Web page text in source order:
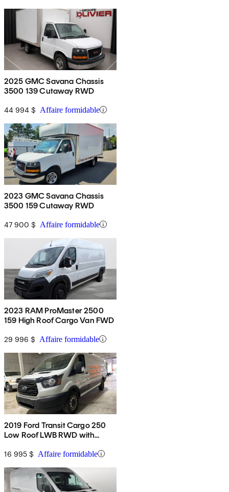
2025 GMC Savana Chassis
3500 139 Cutaway RWD
44 994 $ Affaire formidable
2023 GMC Savana Chassis
3500 159 Cutaway RWD
47 900 $ Affaire formidable
2023 RAM ProMaster 2500
159 High Roof Cargo Van FWD
29 996 $ Affaire formidable
2019 Ford Transit Cargo 250
Low Roof LWB RWD with
16 995 $ Affaire formidable